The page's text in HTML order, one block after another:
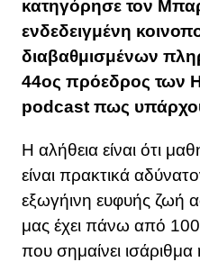
κατηγόρησε τον
ενδεδειγμένη
διαβαθμισμένων
44ος πρόεδρος των
podcast πως
Η αλήθεια είναι ότι
είναι πρακτικά
εξωγήινη ευφυής ζωή
μας έχει πάνω από
που σημαίνει